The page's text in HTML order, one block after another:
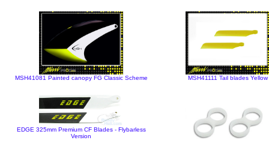
MSH41081 Painted canopy FG Classic Scheme MSH41111 Tail blades Yellow
EDGE 325mm Premium CF Blades - Flybarless
Version